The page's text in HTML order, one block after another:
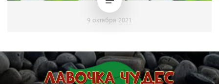
9 октября 2021